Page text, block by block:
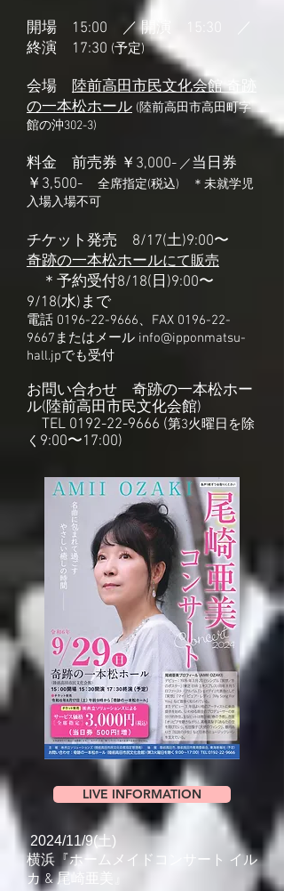
開場 15:00 ／ 開演 15:30 ／
終演 17:30 (予定)
会場 陸前高田市民文化会館 奇跡
の一本松ホール (陸前高田市高田町字
館の沖302-3)
料金 前売券 ￥3,000- ／当日券
￥3,500- 全席指定(税込) ＊未就学児
入場入場不可
チケット発売 8/17(土)9:00〜
奇跡の一本松ホールにて販売
＊予約受付8/18(日)9:00〜
9/18(水)まで
電話 0196-22-9666、FAX 0196-22-
9667またはメール info@ipponmatsu-
hall.jpでも受付
お問い合わせ 奇跡の一本松ホー
ル(陸前高田市民文化会館)
TEL 0192-22-9666 (第3火曜日を除
く 9:00〜17:00)
LIVE INFORMATION
2024/11/9(土)
横浜『ホームメイドコンサート イル
カ & 尾崎亜美』